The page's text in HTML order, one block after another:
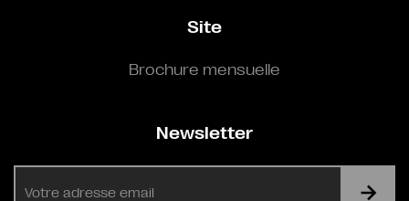
Site
Brochure mensuelle
Newsletter